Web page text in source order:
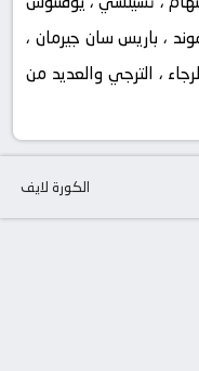
، باريس سان جيرمان ،
، الترجي والعديد من
الكورة لايف